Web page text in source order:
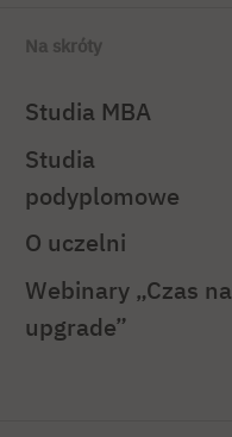
Na skróty
Studia MBA
Studia
podyplomowe
O uczelni
Webinary „Czas na
upgrade”